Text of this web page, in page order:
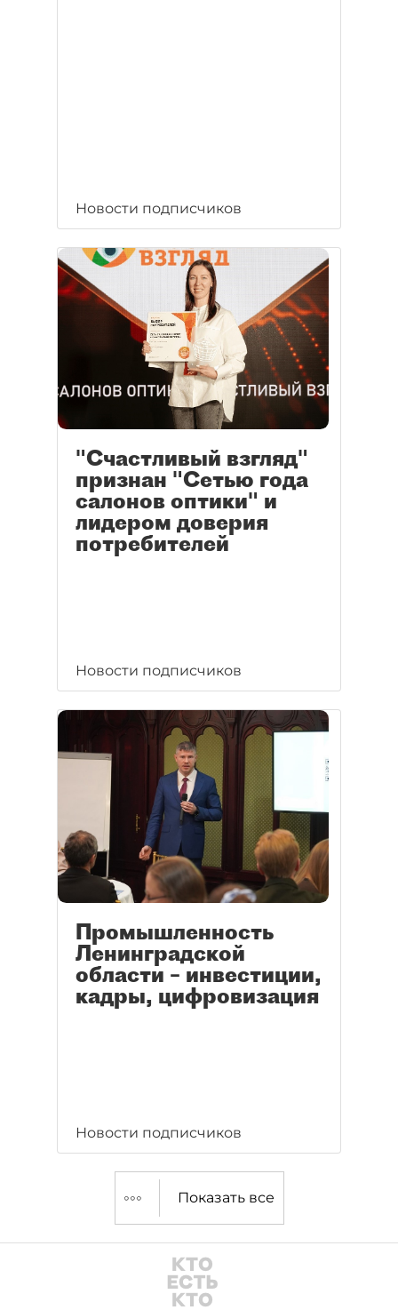
Новости подписчиков
"Счастливый взгляд"
признан "Сетью года
салонов оптики" и
лидером доверия
потребителей
Новости подписчиков
Промышленность
Ленинградской
области – инвестиции,
кадры, цифровизация
Новости подписчиков
Показать все